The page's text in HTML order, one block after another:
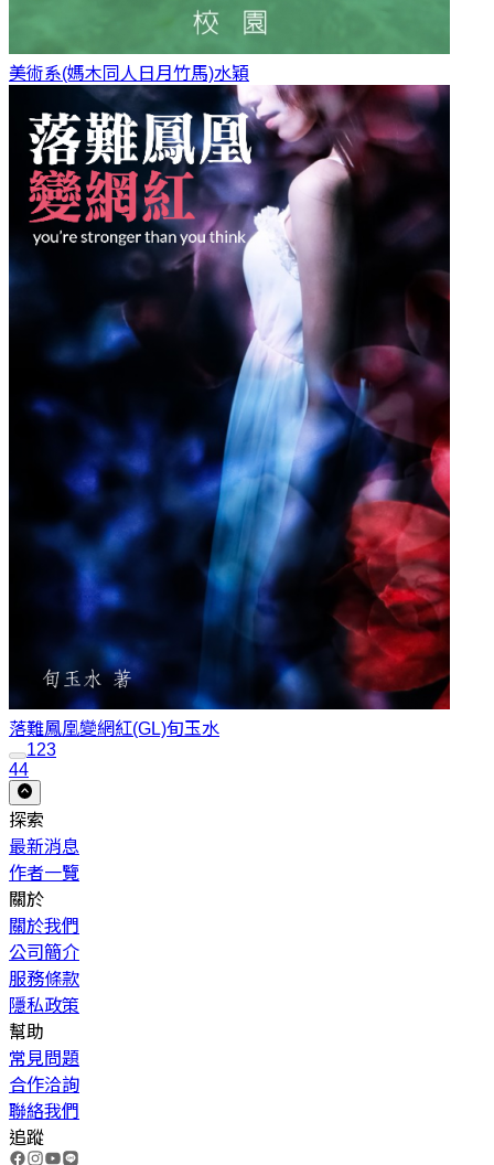
美術系(媽木同人日月竹馬)水穎
落難鳳凰變網紅(GL)旬玉水
123
44
探索
最新消息
作者一覽
關於
關於我們
公司簡介
服務條款
隱私政策
幫助
常見問題
合作洽詢
聯絡我們
追蹤